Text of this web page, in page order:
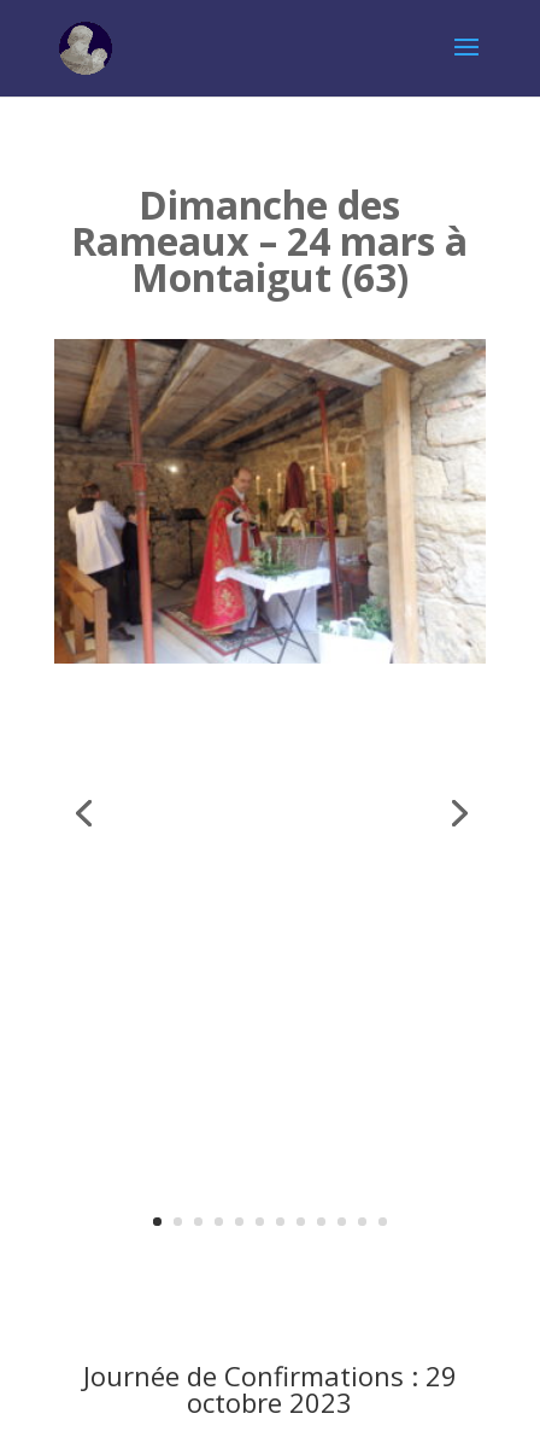
Dimanche des
Rameaux – 24 mars à
Montaigut (63)
Journée de Confirmations : 29
octobre 2023